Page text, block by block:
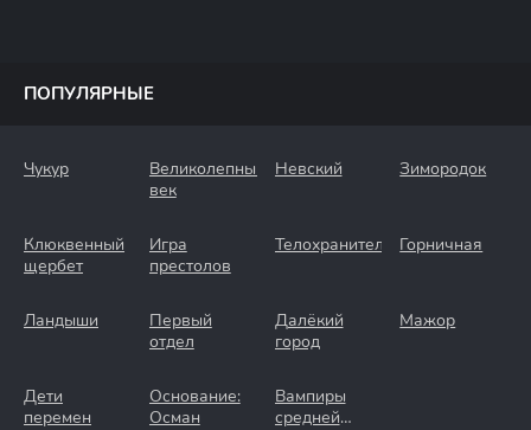
ПОПУЛЯРНЫЕ
Чукур
Великолепный
век
Невский Зимородок
Клюквенный
щербет
Игра
престолов
Телохранители Горничная
Ландыши
Первый
отдел
Далёкий
город
Мажор
Дети
перемен
Основание:
Осман
Вампиры
средней